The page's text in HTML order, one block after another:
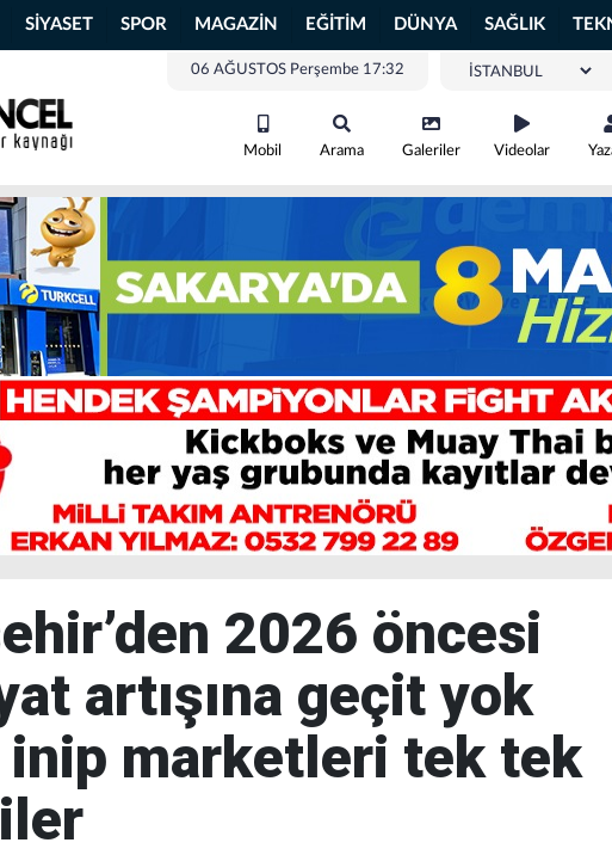
SİYASET SPOR MAGAZİN EĞİTİM DÜNYA SAĞLIK
06 AĞUSTOS Perşembe 17:32
Mobil Arama Galeriler Videolar
2026 öncesi
artışına geçit yok
inip marketleri tek tek